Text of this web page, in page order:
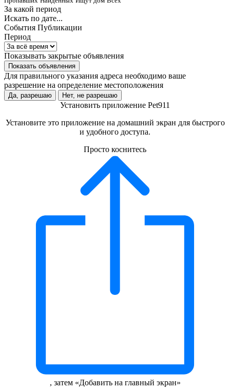
За какой период
Искать по дате...
События Публикации
Период
Показывать закрытые объявления
Показать объявления
Для правильного указания адреса необходимо ваше
разрешение на определение местоположения
Да, разрешаю Нет, не разрешаю
Установить приложение Pet911
Установите это приложение на домашний экран для быстрого
и удобного доступа.
Просто коснитесь
, затем «Добавить на главный экран»